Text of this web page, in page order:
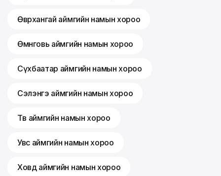
Өвөрхангай аймгийн намын хороо
Өмнөговь аймгийн намын хороо
Сүхбаатар аймгийн намын хороо
Сэлэнгэ аймгийн намын хороо
Төв аймгийн намын хороо
Увс аймгийн намын хороо
Ховд аймгийн намын хороо